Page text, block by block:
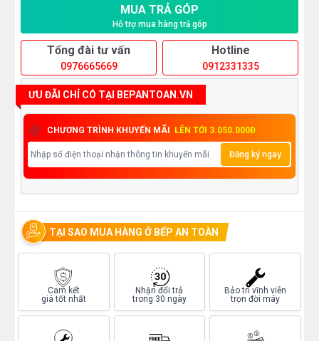
MUA TRẢ GÓP
Hỗ trợ mua hàng trả góp
Tổng đài tư vấn
0976665669
Hotline
0912331335
ƯU ĐÃI CHỈ CÓ TẠI BEPANTOAN.VN
CHƯƠNG TRÌNH KHUYẾN MÃI LÊN TỚI 3.050.000Đ
Đăng ký ngay
TẠI SAO MUA HÀNG Ở BẾP AN TOÀN
Cam kết
giá tốt nhất
Nhận đổi trả
trong 30 ngày
Bảo trì vĩnh viễn
trọn đời máy